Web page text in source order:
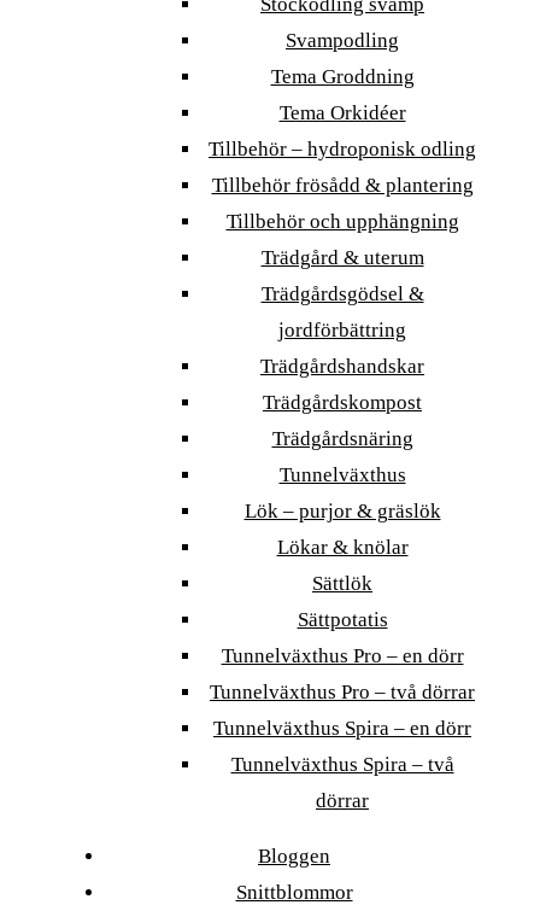
Svampodling
Tema Groddning
Tema Orkidéer
Tillbehör – hydroponisk odling
Tillbehör frösådd & plantering
Tillbehör och upphängning
Trädgård & uterum
Trädgårdsgödsel &
jordförbättring
Trädgårdshandskar
Trädgårdskompost
Trädgårdsnäring
Tunnelväxthus
Lök – purjor & gräslök
Lökar & knölar
Sättlök
Sättpotatis
Tunnelväxthus Pro – en dörr
Tunnelväxthus Pro – två dörrar
Tunnelväxthus Spira – en dörr
Tunnelväxthus Spira – två
dörrar
Bloggen
Snittblommor